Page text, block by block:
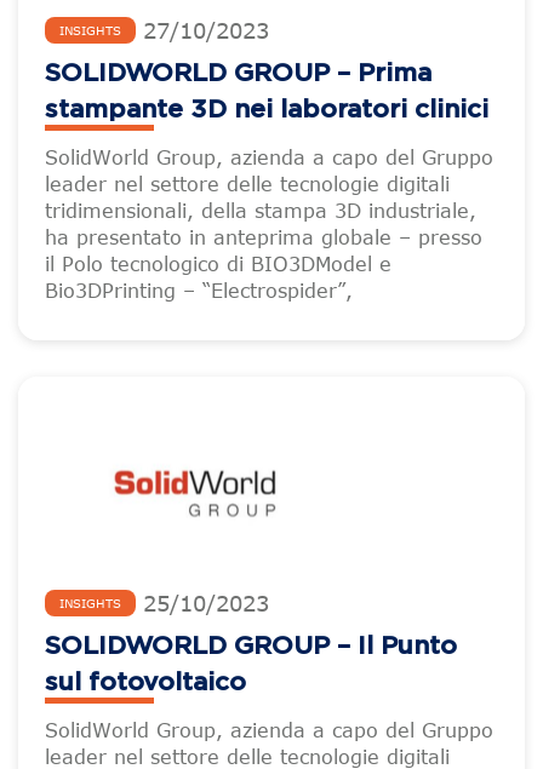
INSIGHTS 27/10/2023
SOLIDWORLD GROUP – Prima
stampante 3D nei laboratori clinici
SolidWorld Group, azienda a capo del Gruppo
leader nel settore delle tecnologie digitali
tridimensionali, della stampa 3D industriale,
ha presentato in anteprima globale – presso
il Polo tecnologico di BIO3DModel e
Bio3DPrinting – “Electrospider”,
INSIGHTS 25/10/2023
SOLIDWORLD GROUP – Il Punto
sul fotovoltaico
SolidWorld Group, azienda a capo del Gruppo
leader nel settore delle tecnologie digitali